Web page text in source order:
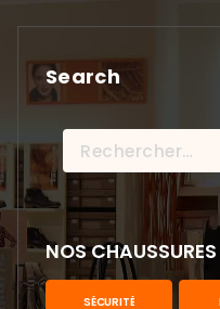
Search
Rechercher :
NOS
SÉCURITÉ